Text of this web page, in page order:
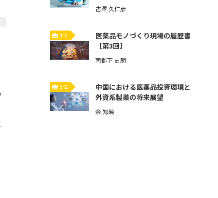
古澤 久仁彦
4位
医薬品モノづくり現場の履歴書
【第3回】
南都下 史朗
5位
中国における医薬品投資環境と
外資系製薬の将来展望
余 知暁